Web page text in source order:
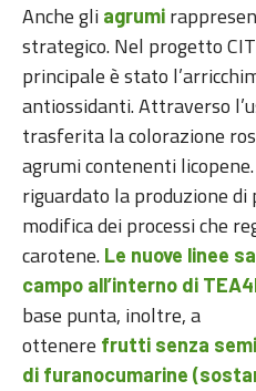
Anche gli agrumi
strategico. Nel progetto
principale è stato
antiossidanti. Attraverso
trasferita la colorazione
agrumi contenenti
riguardato la produzione
modifica dei processi che
carotene. Le nuove linee
campo all’interno di
base punta, inoltre, a
ottenere frutti senza
di furanocumarine